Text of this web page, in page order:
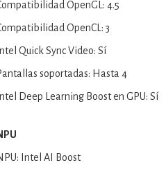
OpenGL: 4.5
OpenCL: 3
Intel Quick Sync Video: Sí
soportadas: Hasta 4
Intel Deep Learning Boost en GPU: Sí
Intel AI Boost